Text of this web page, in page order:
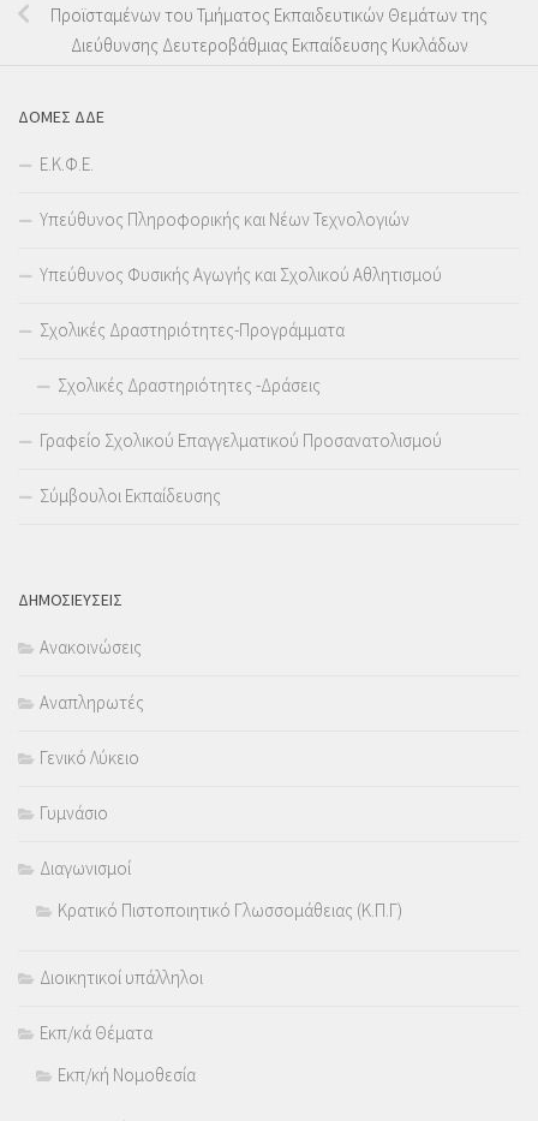
Προϊσταμένων του Τμήματος Εκπαιδευτικών Θεμάτων της
Διεύθυνσης Δευτεροβάθμιας Εκπαίδευσης Κυκλάδων
ΔΟΜΕΣ ΔΔΕ
Ε.Κ.Φ.Ε.
Υπεύθυνος Πληροφορικής και Νέων Τεχνολογιών
Υπεύθυνος Φυσικής Αγωγής και Σχολικού Αθλητισμού
Σχολικές Δραστηριότητες-Προγράμματα
Σχολικές Δραστηριότητες -Δράσεις
Γραφείο Σχολικού Επαγγελματικού Προσανατολισμού
Σύμβουλοι Εκπαίδευσης
ΔΗΜΟΣΙΕΥΣΕΙΣ
Ανακοινώσεις
Αναπληρωτές
Γενικό Λύκειο
Γυμνάσιο
Διαγωνισμοί
Κρατικό Πιστοποιητικό Γλωσσομάθειας (Κ.Π.Γ)
Διοικητικοί υπάλληλοι
Εκπ/κά Θέματα
Εκπ/κή Νομοθεσία